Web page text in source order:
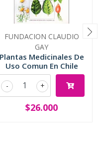
FUNDACION CLAUDIO
GAY
Plantas Medicinales De
Uso Comun En Chile
+
-
$26.000